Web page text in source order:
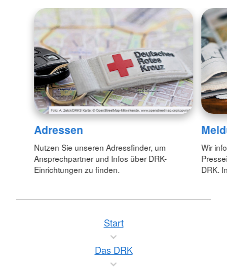
Adressen
Nutzen Sie unseren Adressfinder, um
Ansprechpartner und Infos über DRK-
Einrichtungen zu finden.
Wir
DRK.
Start
Das DRK